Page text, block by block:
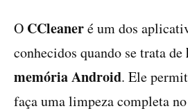
O CCleaneré um dos
conhecidos quando se trata de
memória Android. Ele
faça uma limpeza completa